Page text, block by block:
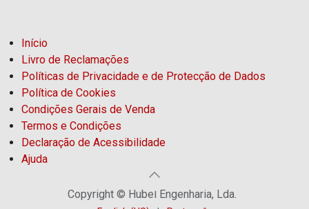
Início
Livro de Reclamações
Políticas de Privacidade e de Protecção de Dados
Política de Cookies
Condições Gerais de Venda
Termos e Condições
Declaração de Acessibilidade
Ajuda
Copyright © Hubel Engenharia, Lda.